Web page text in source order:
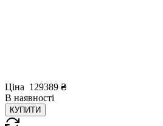
Ціна 129389 ₴
В наявності
КУПИТИ